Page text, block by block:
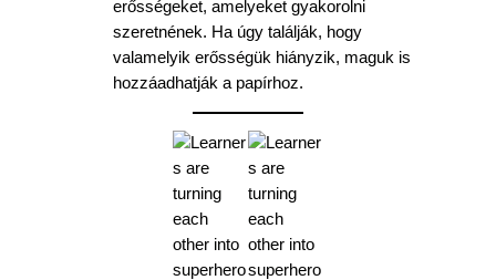
erősségeket, amelyeket gyakorolni
szeretnének. Ha úgy találják, hogy
valamelyik erősségük hiányzik, maguk is
hozzáadhatják a papírhoz.